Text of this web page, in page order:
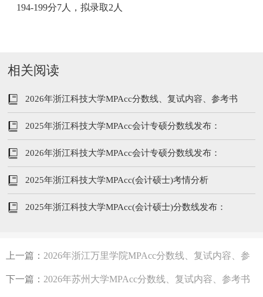
194-199分7人，拟录取2人
相关阅读
2026年浙江科技大学MPAcc分数线、复试内容、参考书
2025年浙江科技大学MPAcc会计专硕分数线发布：
194/48/96
2026年浙江科技大学MPAcc会计专硕分数线发布：
200/102/51
2025年浙江科技大学MPAcc(会计硕士)考情分析
2025年浙江科技大学MPAcc(会计硕士)分数线发布：
上一篇： 2026年浙江万里学院MPAcc分数线、复试内容、参
考书
下一篇： 2026年苏州大学MPAcc分数线、复试内容、参考书